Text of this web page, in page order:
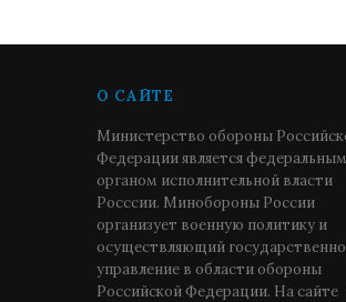
О САЙТЕ
Министерство обороны
Федерации является федеральным
органом исполнительной власти
Росссии. Минобороны России
организует военную политику и
осуществляющий
управление в области обороны
Российской Федерации. На сайте